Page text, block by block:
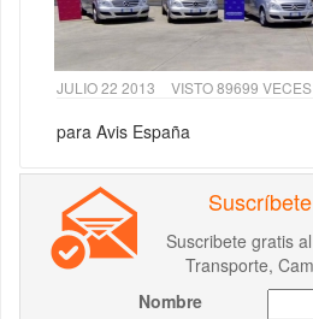
JULIO 22 2013 VISTO 89699 VECES
para Avis España
Suscribete gratis
Transporte,
Nombre